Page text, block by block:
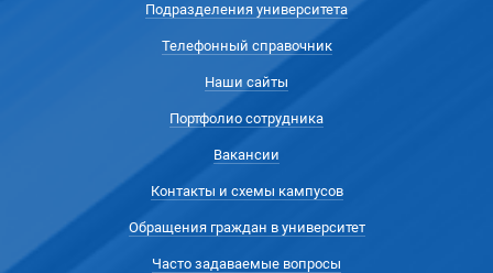
Подразделения университета
Телефонный справочник
Наши сайты
Портфолио сотрудника
Вакансии
Контакты и схемы кампусов
Обращения граждан в университет
Часто задаваемые вопросы